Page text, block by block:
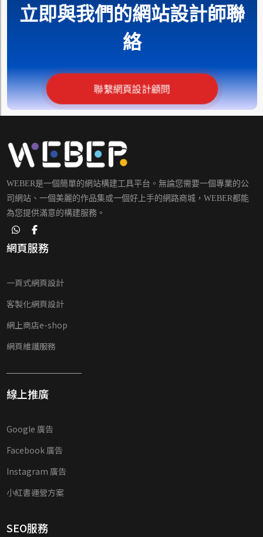
立即與我們的網站設計師聯
絡
聯繫網頁設計顧問
WEBER是一個簡單的網站構建工具平台。無論您需要一個專業的公
司網站、一個美麗的作品集或一個好上手的網路商城，WEBER都能
為您提供滿意的構建服務。
網頁服務
一頁式網頁設計
客製化網頁設計
網上商店e-shop
網頁維護服務
線上推廣
Google 廣告
Facebook 廣告
Instagram 廣告
小紅書運營方案
SEO服務